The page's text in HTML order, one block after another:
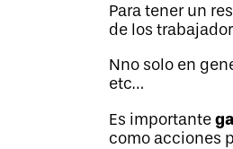
Para tener un
de los
Nno solo en
etc…
Es importante
como acciones